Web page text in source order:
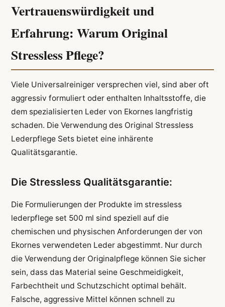
Vertrauenswürdigkeit und
Erfahrung: Warum Original
Stressless Pflege?
Viele Universalreiniger versprechen viel, sind aber oft
aggressiv formuliert oder enthalten Inhaltsstoffe, die
dem spezialisierten Leder von Ekornes langfristig
schaden. Die Verwendung des Original Stressless
Lederpflege Sets bietet eine inhärente
Qualitätsgarantie.
Die Stressless Qualitätsgarantie:
Die Formulierungen der Produkte im stressless
lederpflege set 500 ml sind speziell auf die
chemischen und physischen Anforderungen der von
Ekornes verwendeten Leder abgestimmt. Nur durch
die Verwendung der Originalpflege können Sie sicher
sein, dass das Material seine Geschmeidigkeit,
Farbechtheit und Schutzschicht optimal behält.
Falsche, aggressive Mittel können schnell zu